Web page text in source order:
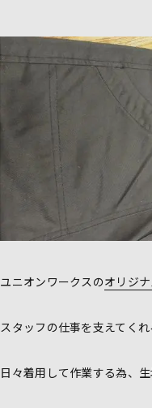
ユニオンワークスのオリジ
スタッフの仕事を支えてくれ
日々着用して作業する為、